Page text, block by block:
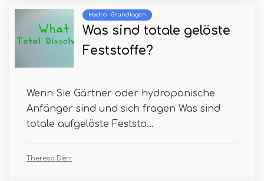
Hydro -Grundlagen
Was sind totale gelöste
Feststoffe?
Wenn Sie Gärtner oder hydroponische
Anfänger sind und sich fragen Was sind
totale aufgelöste Feststo...
Theresa Derr